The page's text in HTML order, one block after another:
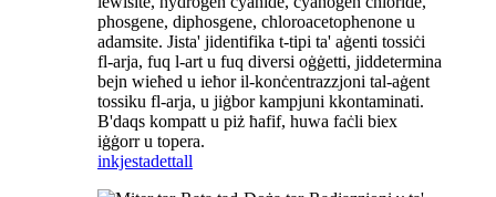
phosgene, diphosgene, chloroacetophenone u
adamsite. Jista' jidentifika t-tipi ta' aġenti tossiċi
fl-arja, fuq l-art u fuq diversi oġġetti, jiddetermina
bejn wieħed u ieħor il-konċentrazzjoni tal-aġent
tossiku fl-arja, u jiġbor kampjuni kkontaminati.
B'daqs kompatt u piż ħafif, huwa faċli biex
iġġorr u topera.
inkjestadettall